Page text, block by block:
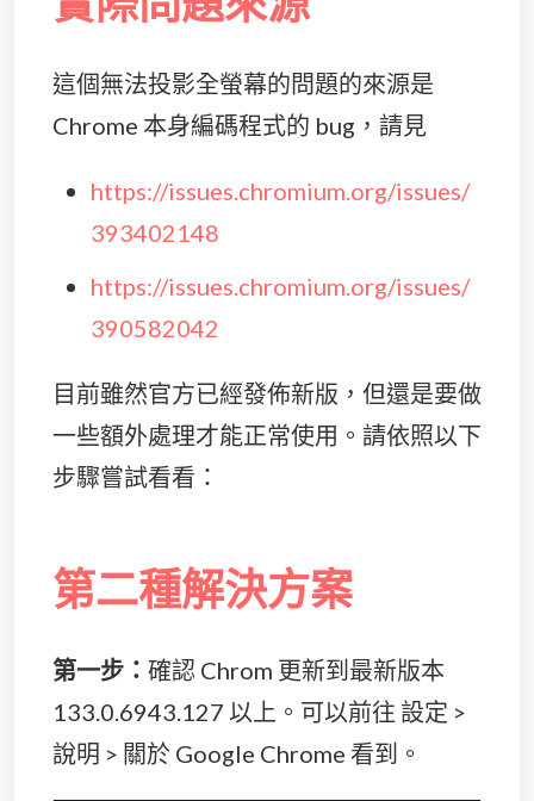
這個無法投影全螢幕的問題的來源是
Chrome 本身編碼程式的 bug，請見
https://issues.chromium.org/issues/
393402148
https://issues.chromium.org/issues/
390582042
目前雖然官方已經發佈新版，但還是要做
一些額外處理才能正常使用。請依照以下
步驟嘗試看看：
第二種解決方案
第一步： 確認 Chrom 更新到最新版本
133.0.6943.127 以上。可以前往 設定 >
說明 > 關於 Google Chrome 看到。